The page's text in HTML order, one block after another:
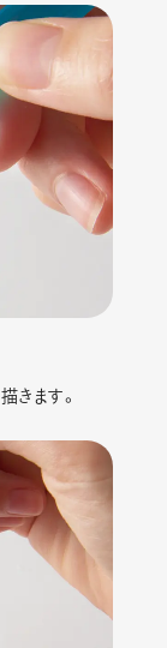
きます。